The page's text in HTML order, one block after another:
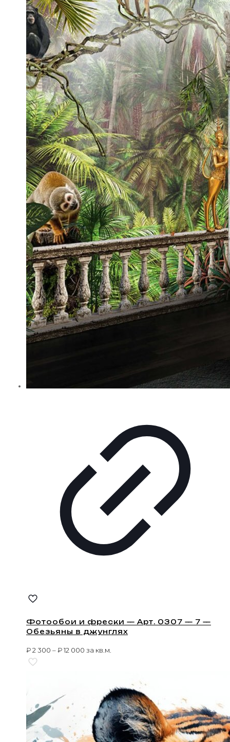
Фотообои и фрески — Арт. 0307 — 7 —
Обезьяны в джунглях
₽2 300 –₽12 000 за кв.м.